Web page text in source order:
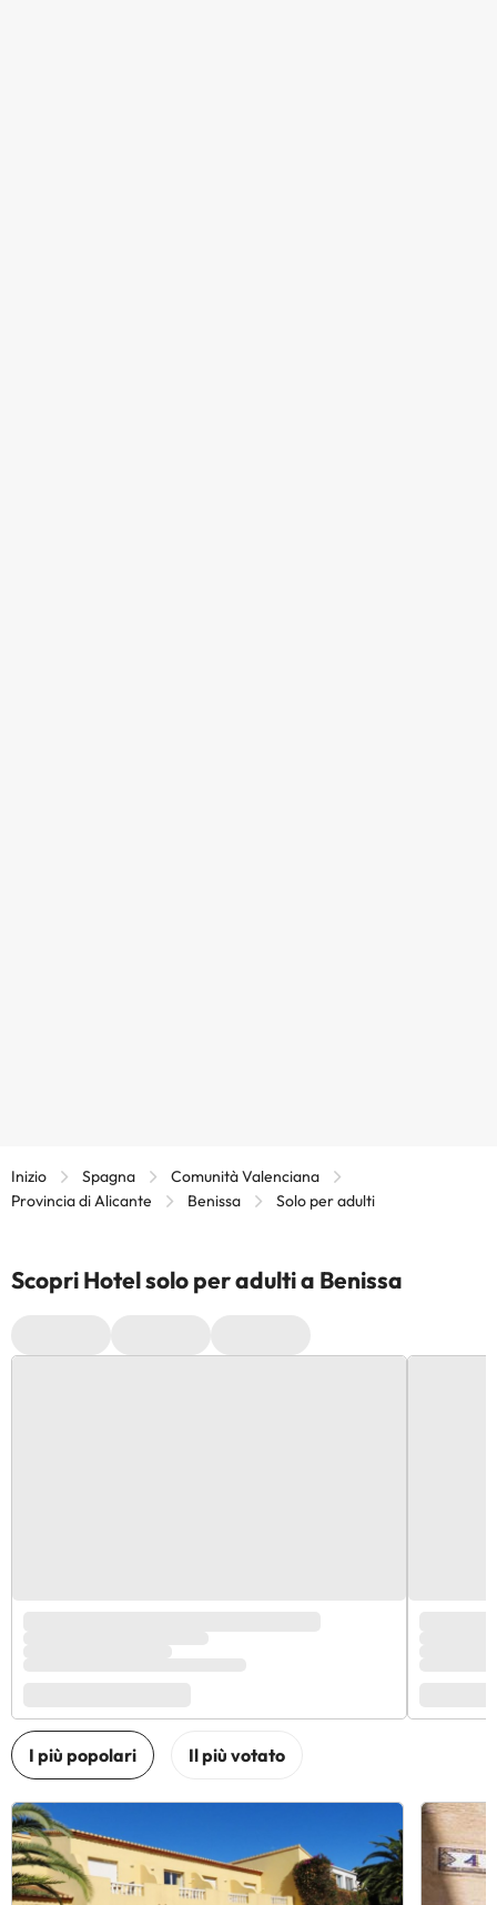
Inizio Spagna
Comunità Valenciana
Provincia di Alicante
Benissa Solo per adulti
Scopri Hotel solo per adulti a Benissa